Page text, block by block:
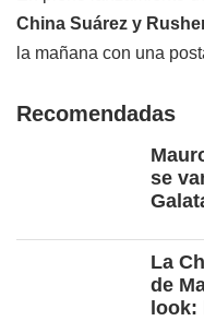
China Suárez y
la mañana con una
Recomendadas
se
La
de